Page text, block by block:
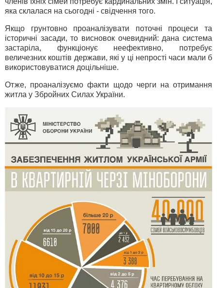
яка склалася на сьогодні - свідчення того.
Якщо грунтовно проаналізувати поточні процеси та
історичні засади, то висновок очевидний: дана система
застаріла, функціонує неефективно, потребує
величезних коштів держави, які у ці непрості часи мали б
використовуватися доцільніше.
Отже, проаналізуємо факти щодо черги на отримання
житла у Збройних Силах України.